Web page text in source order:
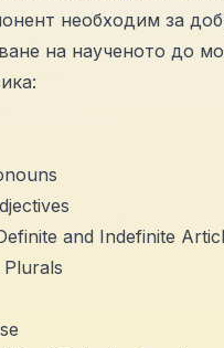
необходим за
на наученото до
and Indefinite